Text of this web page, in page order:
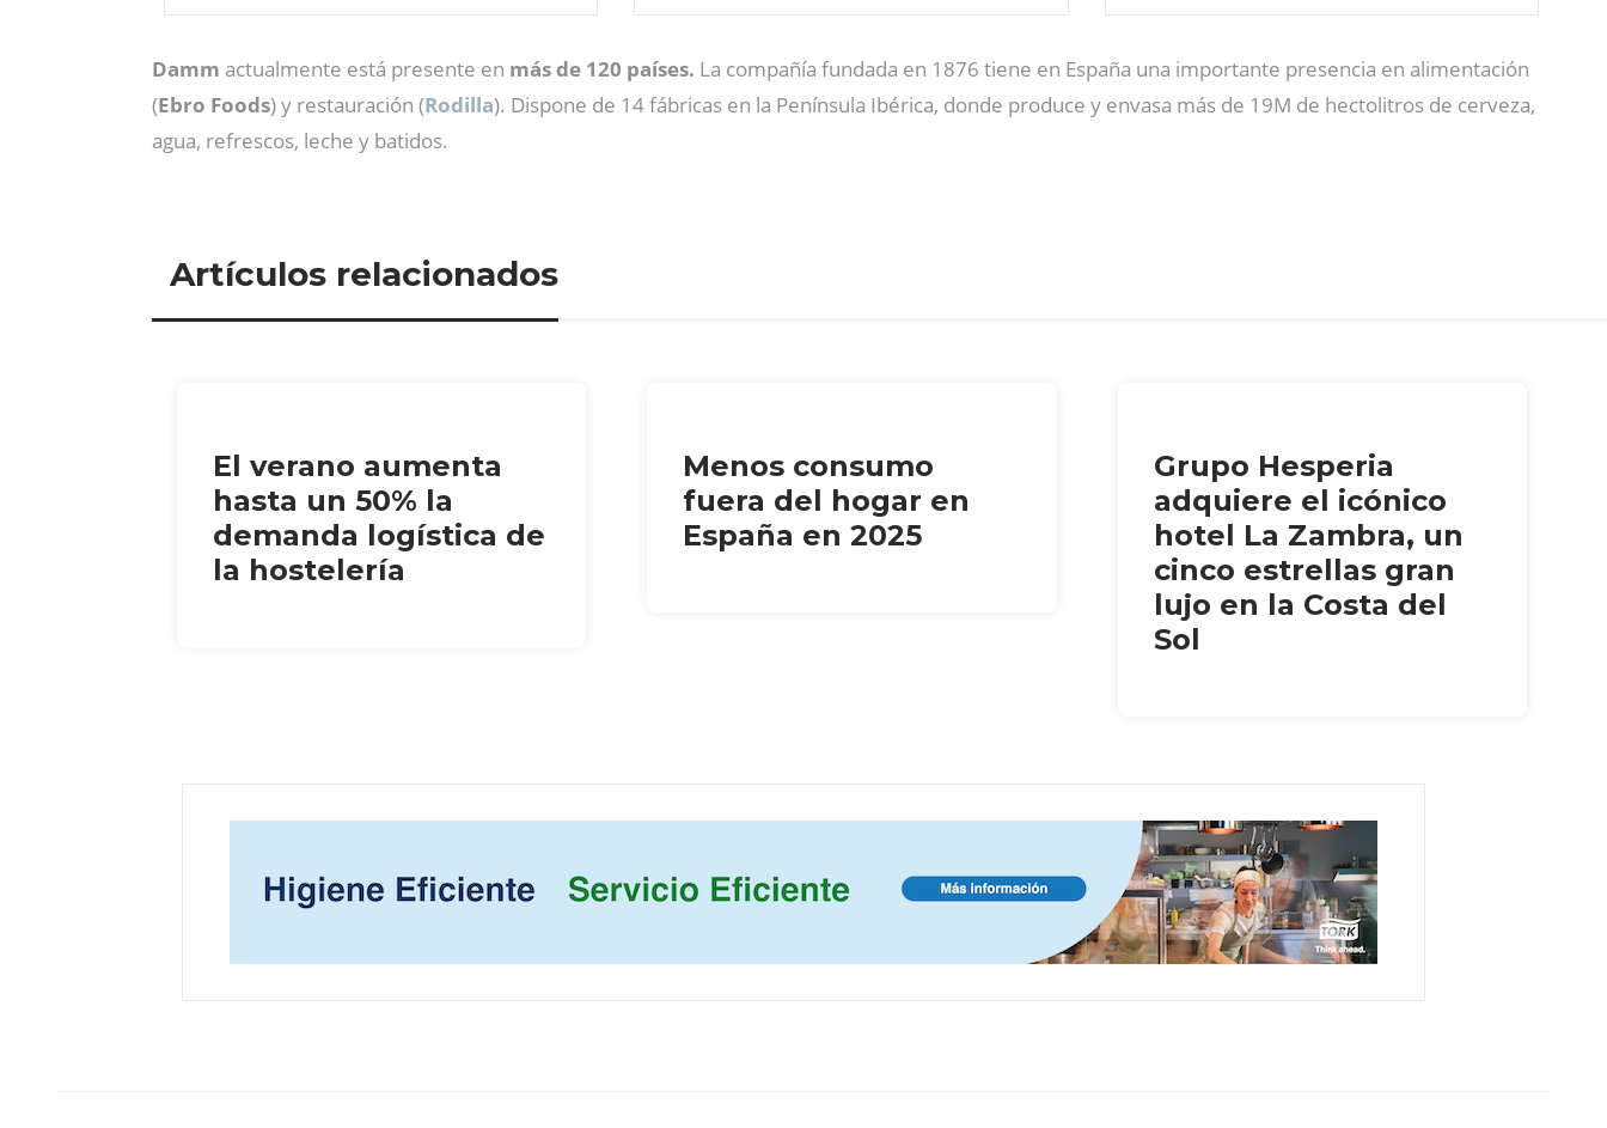
Damm actualmente está presente en más de 120 países. La compañía fundada en 1876 tiene en España una importante presencia en alimentación
(Ebro Foods) y restauración (Rodilla). Dispone de 14 fábricas en la Península Ibérica, donde produce y envasa más de 19M de hectolitros de cerveza,
agua, refrescos, leche y batidos.
Artículos relacionados
El verano aumenta
hasta un 50% la
demanda logística de
la hostelería
Menos consumo
fuera del hogar en
España en 2025
Grupo Hesperia
adquiere el icónico
hotel La Zambra, un
cinco estrellas gran
lujo en la Costa del
Sol